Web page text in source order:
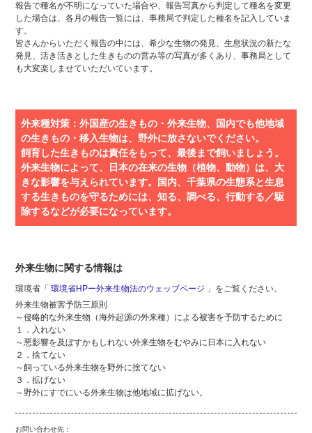
報告で種名が不明になっていた場合や、報告写真から判定して種名を変更
した場合は、各月の報告一覧には、事務局で判定した種名を記入していま
す。
皆さんからいただく報告の中には、希少な生物の発見、生息状況の新たな
発見、活き活きとした生きものの営み等の写真が多くあり、事務局として
も大変楽しませていただいています。
外来種対策：外国産の生きもの・外来生物、国内でも他地域
の生きもの・移入生物は、野外に放さないでください。
飼育した生きものは責任をもって、最後まで飼いましょう。
外来生物によって、日本の在来の生物（植物、動物）は、大
きな影響を与えられています。国内、千葉県の生態系と生息
する生きものを守るためには、知る、調べる、行動する／駆
除するなどが必要になっています。
外来生物に関する情報は
環境省「環境省HPー外来生物法のウェッブページ 」をご覧ください。
外来生物被害予防三原則
～侵略的な外来生物（海外起源の外来種）による被害を予防するために
１．入れない
～悪影響を及ぼすかもしれない外来生物をむやみに日本に入れない
２．捨てない
～飼っている外来生物を野外に捨てない
３．拡げない
～野外にすでにいる外来生物は他地域に拡げない。
お問い合わせ先：